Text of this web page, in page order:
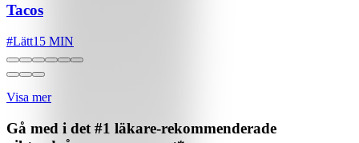
Tacos
#Lätt15 MIN
Visa mer
Gå med i det #1 läkare-rekommenderade